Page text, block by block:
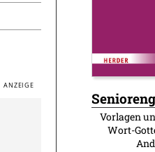
Vorlagen
Wort-